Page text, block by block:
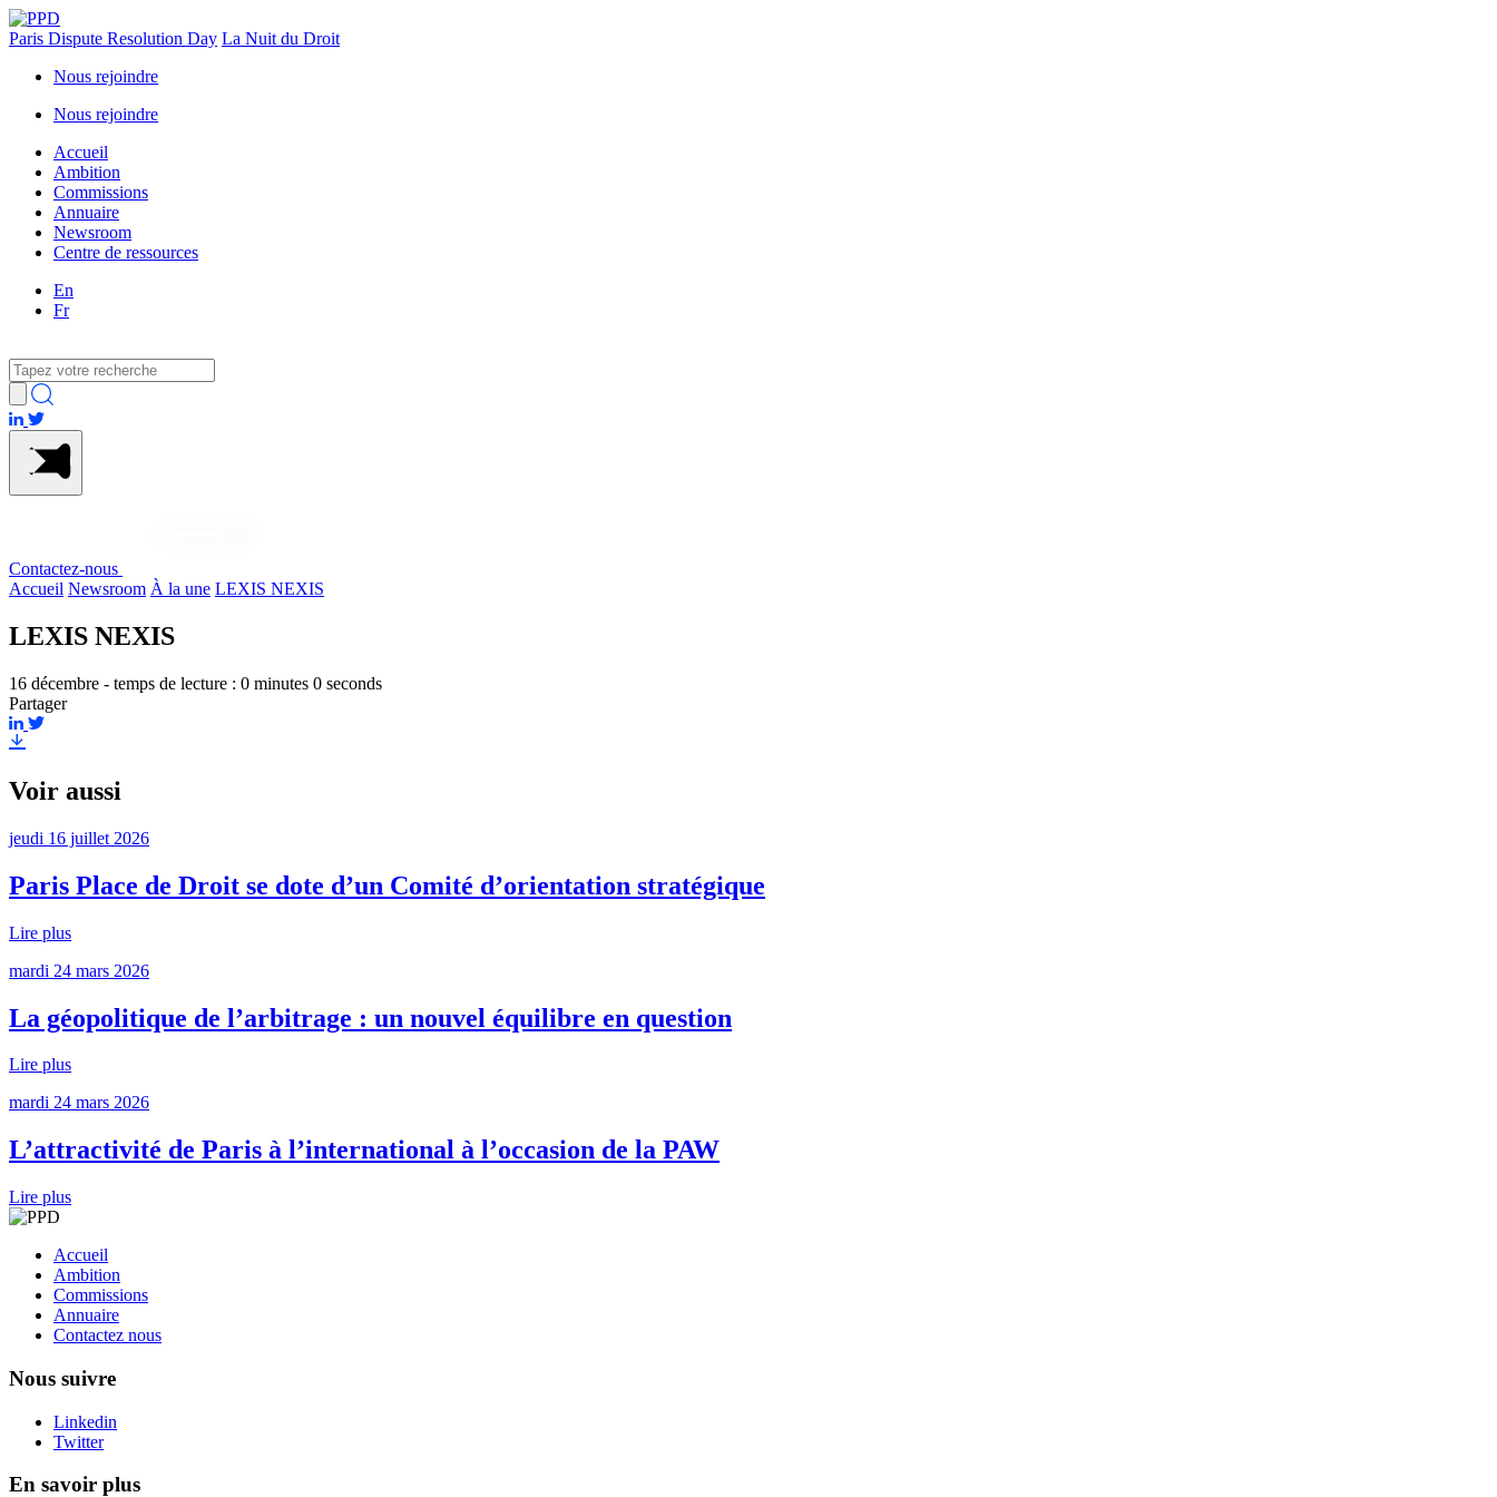
Paris Dispute Resolution Day La Nuit du Droit
Nous rejoindre
Nous rejoindre
Accueil
Ambition
Commissions
Annuaire
Newsroom
Centre de ressources
En
Fr
Contactez-nous
Accueil Newsroom À la une LEXIS NEXIS
LEXIS NEXIS
16 décembre - temps de lecture : 0 minutes 0 seconds
Partager
Voir aussi
jeudi 16 juillet 2026
Paris Place de Droit se dote d’un Comité d’orientation stratégique
Lire plus
mardi 24 mars 2026
La géopolitique de l’arbitrage : un nouvel équilibre en question
Lire plus
mardi 24 mars 2026
L’attractivité de Paris à l’international à l’occasion de la PAW
Lire plus
Accueil
Ambition
Commissions
Annuaire
Contactez nous
Nous suivre
Linkedin
Twitter
En savoir plus